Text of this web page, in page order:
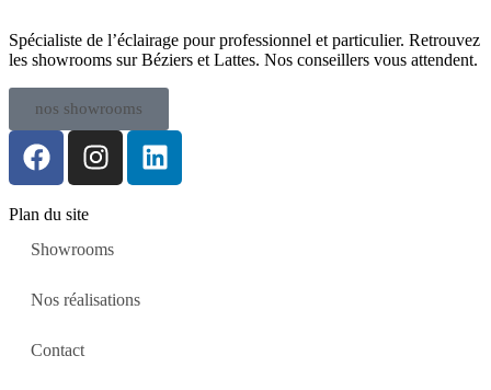
Spécialiste de l’éclairage pour professionnel et particulier. Retrouvez
les showrooms sur Béziers et Lattes. Nos conseillers vous attendent.
nos showrooms
Plan du site
Showrooms
Nos réalisations
Contact